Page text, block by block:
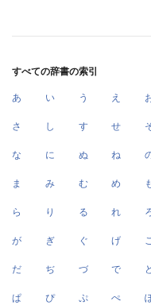
すべての辞書の索引
あ い う え
さ し す せ
な に ぬ ね
ま み む め
ら り る れ
が ぎ ぐ げ
だ ぢ づ で
ぱ ぴ ぷ ぺ